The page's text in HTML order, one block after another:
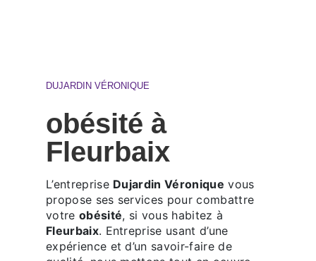
DUJARDIN VÉRONIQUE
obésité à
Fleurbaix
L’entreprise Dujardin Véronique vous
propose ses services pour combattre
votre obésité, si vous habitez à
Fleurbaix. Entreprise usant d’une
expérience et d’un savoir-faire de